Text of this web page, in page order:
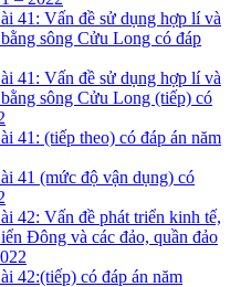
41: Vấn đề sử dụng hợp lí và
sông Cửu Long có đáp
41: Vấn đề sử dụng hợp lí và
sông Cửu Long (tiếp) có
41: (tiếp theo) có đáp án năm
41 (mức độ vận dụng) có
42: Vấn đề phát triển kinh tế,
Đông và các đảo, quần đảo
42:(tiếp) có đáp án năm